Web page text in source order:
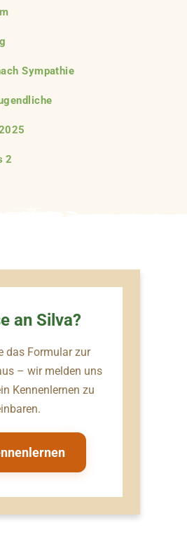
Sympathie
2
an Silva?
das Formular zur
– wir melden uns
Kennenlernen zu